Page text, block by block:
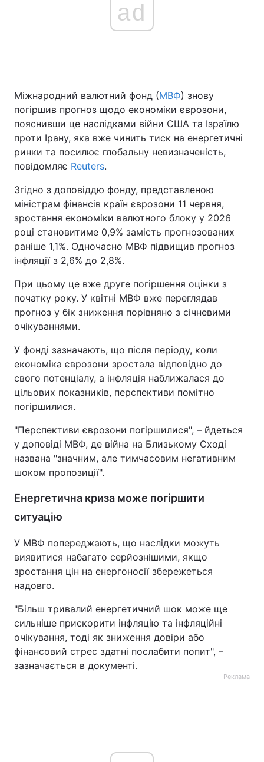
ad
Міжнародний валютний фонд (МВФ) знову
погіршив прогноз щодо економіки єврозони,
пояснивши це наслідками війни США та Ізраїлю
проти Ірану, яка вже чинить тиск на енергетичні
ринки та посилює глобальну невизначеність,
повідомляє Reuters.
Згідно з доповіддю фонду, представленою
міністрам фінансів країн єврозони 11 червня,
зростання економіки валютного блоку у 2026
році становитиме 0,9% замість прогнозованих
раніше 1,1%. Одночасно МВФ підвищив прогноз
інфляції з 2,6% до 2,8%.
При цьому це вже друге погіршення оцінки з
початку року. У квітні МВФ вже переглядав
прогноз у бік зниження порівняно з січневими
очікуваннями.
У фонді зазначають, що після періоду, коли
економіка єврозони зростала відповідно до
свого потенціалу, а інфляція наближалася до
цільових показників, перспективи помітно
погіршилися.
"Перспективи єврозони погіршилися", – йдеться
у доповіді МВФ, де війна на Близькому Сході
названа "значним, але тимчасовим негативним
шоком пропозиції".
Енергетична криза може погіршити
ситуацію
У МВФ попереджають, що наслідки можуть
виявитися набагато серйознішими, якщо
зростання цін на енергоносії збережеться
надовго.
"Більш тривалий енергетичний шок може ще
сильніше прискорити інфляцію та інфляційні
очікування, тоді як зниження довіри або
фінансовий стрес здатні послабити попит", –
зазначається в документі.
Реклама